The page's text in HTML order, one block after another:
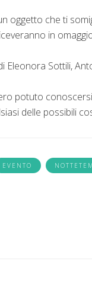
oggetto che ti
in
Eleonora Sottili,
potuto
delle possibili
EVENTO